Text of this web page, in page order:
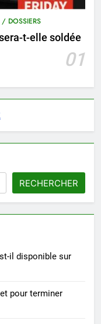
/ DOSSIERS
t-elle soldée
01
RECHERCHER
il disponible sur
pour terminer